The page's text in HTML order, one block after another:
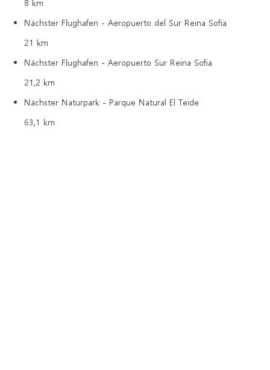
8 km
Nächster Flughafen - Aeropuerto del Sur Reina Sofia
21 km
Nächster Flughafen - Aeropuerto Sur Reina Sofia
21,2 km
Nächster Naturpark - Parque Natural El Teide
63,1 km